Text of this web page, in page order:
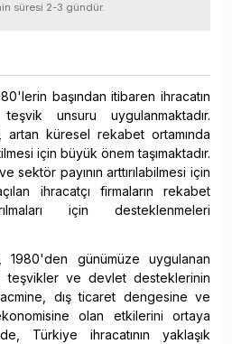
süresi 2-3 gündür.
başından itibaren ihracatın
unsuru uygulanmaktadır.
artan küresel rekabet ortamında
için büyük önem taşımaktadır.
sektör payının arttırılabilmesi için
ihracatçı firmaların rekabet
için desteklenmeleri
1980'den günümüze uygulanan
teşvikler ve devlet desteklerinin
dış ticaret dengesine ve
olan etkilerini ortaya
Türkiye ihracatının yaklaşık